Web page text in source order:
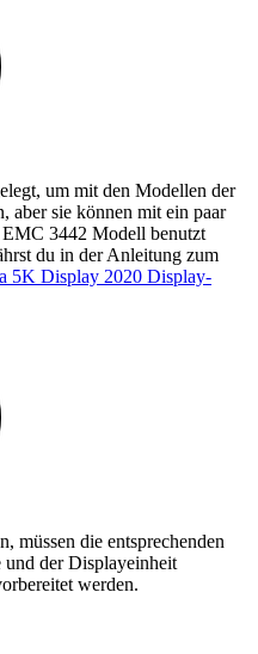
um mit den Modellen der
aber sie können mit ein paar
3442 Modell benutzt
du in der Anleitung zum
5K Display 2020 Display-
müssen die entsprechenden
und der Displayeinheit
werden.